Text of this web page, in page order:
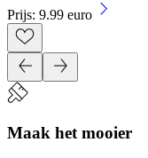
Prijs: 9.99 euro
Maak het mooier